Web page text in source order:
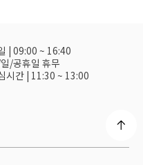
| 09:00 ~ 16:40
/공휴일 휴무
시간 | 11:30 ~ 13:00